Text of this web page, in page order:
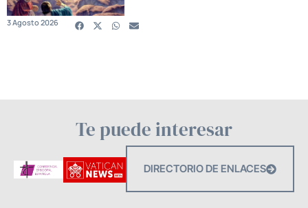
3 Agosto 2026
Te puede interesar
DIRECTORIO DE ENLACES